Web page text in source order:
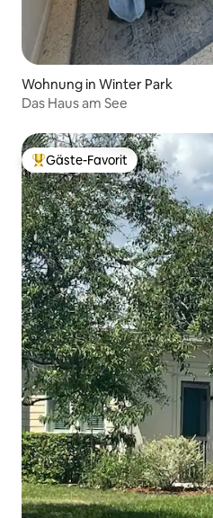
Wohnung in Winter Park
Das Haus am See
Beliebter Gäste-Favorit.
Gäste-Favorit